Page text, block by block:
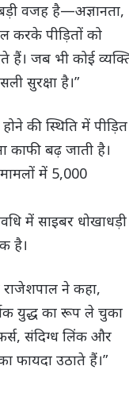
वजह है—अज्ञानता,
करके पीड़ितों को
हैं। जब भी कोई
सुरक्षा है।”
की स्थिति में पीड़ित
काफी बढ़ जाती है।
में 5,000
में साइबर धोखाधड़ी
है।
राजेशपाल ने कहा,
युद्ध का रूप ले चुका
संदिग्ध लिंक और
फायदा उठाते हैं।”